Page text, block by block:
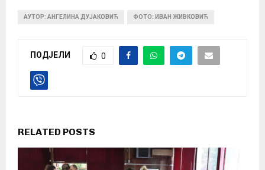
АУТОР: АНГЕЛИНА ДУЈАКОВИЋ ФОТО: ИВАН ЖИВКОВИЋ
ПОДЈЕЛИ 0
RELATED POSTS